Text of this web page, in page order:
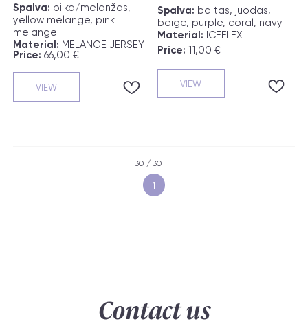
Spalva: pilka/melanžas,
yellow melange, pink
melange
Material: MELANGE JERSEY
Price: 66,00 €
VIEW
Spalva: baltas, juodas,
beige, purple, coral, navy
Material: ICEFLEX
Price: 11,00 €
VIEW
30 / 30
1
Contact us